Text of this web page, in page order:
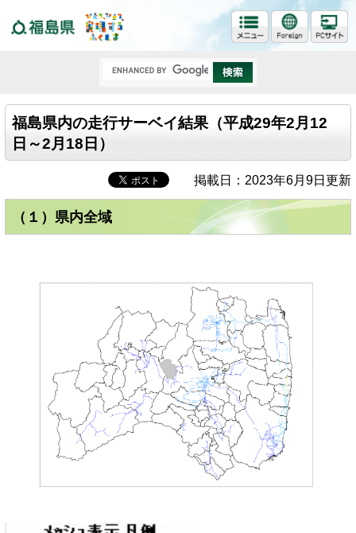
福島県内の走行サーベイ結果（平成29年2月12
日～2月18日）
掲載日：2023年6月9日更新
（１）県内全域